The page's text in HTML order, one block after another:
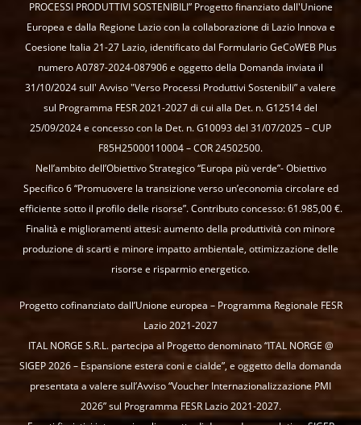
PROCESSI PRODUTTIVI SOSTENIBILI” Progetto finanziato dall'Unione
Europea e dalla Regione Lazio con la collaborazione di Lazio Innova e
Coesione Italia 21-27 Lazio, identificato dal Formulario GeCoWEB Plus
numero A0787-2024-087906 e oggetto della Domanda inviata il
31/10/2024 sull' Avviso "Verso Processi Produttivi Sostenibili” a valere
sul Programma FESR 2021-2027 di cui alla Det. n. G12514 del
25/09/2024 e concesso con la Det. n. G10093 del 31/07/2025 – CUP
F85H25000110004 – COR 24502500.
Nell’ambito dell’Obiettivo Strategico “Europa più verde”- Obiettivo
Specifico 6 “Promuovere la transizione verso un’economia circolare ed
efficiente sotto il profilo delle risorse”. Contributo concesso: 61.985,00 €.
Finalità e miglioramenti attesi: aumento della produttività con minore
produzione di scarti e minore impatto ambientale, ottimizzazione delle
risorse e risparmio energetico.
Progetto cofinanziato dall’Unione europea – Programma Regionale FESR
Lazio 2021-2027
ITAL NORGE S.R.L. partecipa al Progetto denominato “ITAL NORGE @
SIGEP 2026 – Espansione estera coni e cialde”, e oggetto della domanda
presentata a valere sull’Avviso “Voucher Internazionalizzazione PMI
2026” sul Programma FESR Lazio 2021-2027.